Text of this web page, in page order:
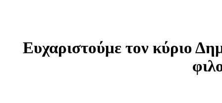
Ευχαριστούμε τον κύριο